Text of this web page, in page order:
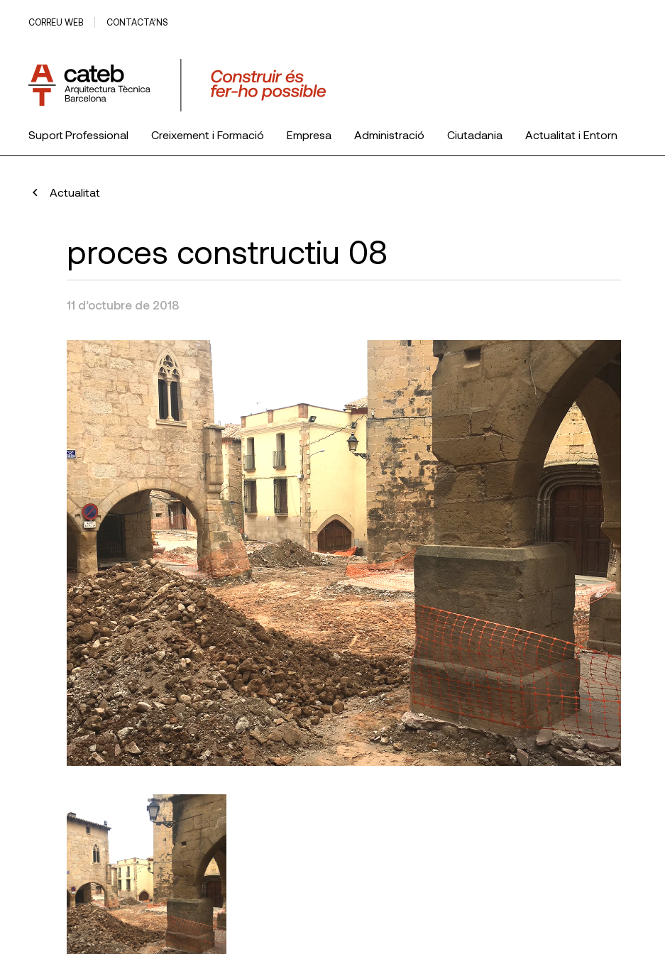
CORREU WEB CONTACTA’NS
Suport Professional Creixement i Formació Empresa Administració Ciutadania Actualitat i Entorn
Actualitat
proces constructiu 08
11 d’octubre de 2018